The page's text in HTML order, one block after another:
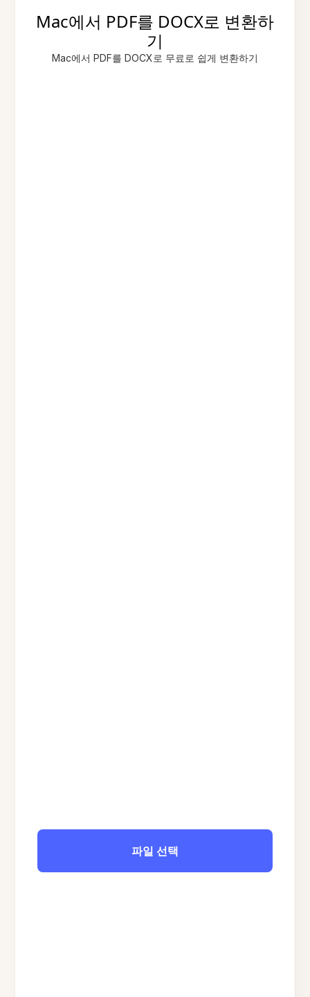
Mac에서 PDF를 DOCX로 변환하
기
Mac에서 PDF를 DOCX로 무료로 쉽게 변환하기
파일 선택